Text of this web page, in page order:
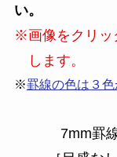
い。
※画像をクリッ
します。
※罫線の色は３色
7mm罫